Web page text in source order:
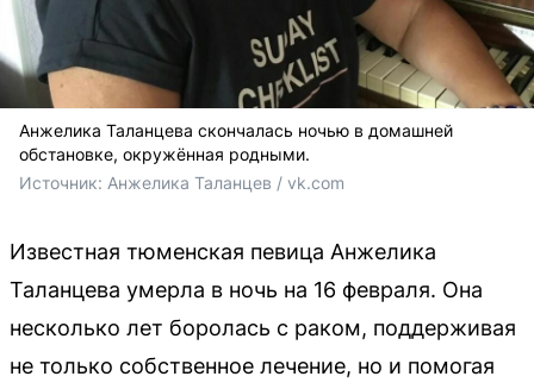
Анжелика Таланцева скончалась ночью в домашней
обстановке, окружённая родными.
Источник: Анжелика Таланцев / vk.com
Известная тюменская певица Анжелика
Таланцева умерла в ночь на 16 февраля. Она
несколько лет боролась с раком, поддерживая
не только собственное лечение, но и помогая